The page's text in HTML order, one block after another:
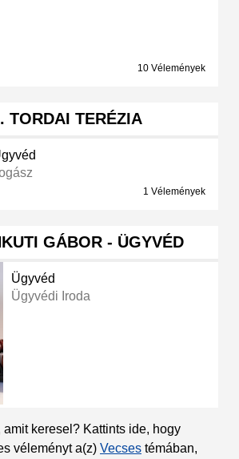
10 Vélemények
TORDAI TERÉZIA
1 Vélemények
GÁBOR - ÜGYVÉD
Ügyvéd
Ügyvédi Iroda
amit keresel? Kattints ide, hogy
véleményt a(z) Vecses témában,